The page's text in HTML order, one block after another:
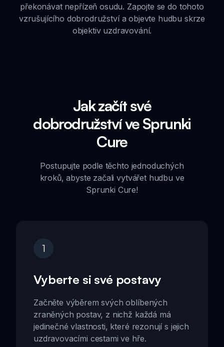
překonávat nepřízeň osudu. Zapojte se do tohoto
vzrušujícího dobrodružství a objevte hudbu skrze
objektiv uzdravování.
Jak začít své
dobrodružství ve Sprunki
Cure
Postupujte podle těchto jednoduchých
kroků, abyste začali vytvářet hudbu ve
Sprunki Cure!
1
Vyberte si své postavy
Začněte výběrem svých oblíbených
zraněných postav, z nichž každá má
jedinečné vlastnosti, které rezonují s jejich
uzdravovacími cestami ve hře.